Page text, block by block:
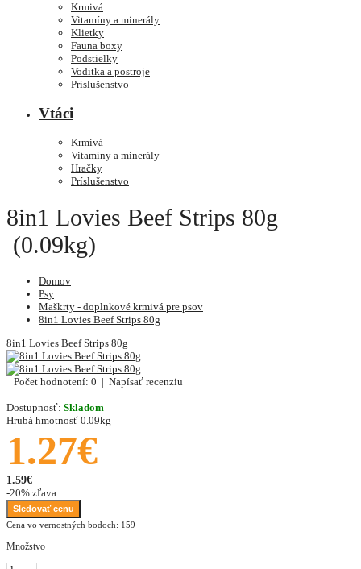
Krmivá
Vitamíny a minerály
Klietky
Fauna boxy
Podstielky
Voditka a postroje
Príslušenstvo
Vtáci
Krmivá
Vitamíny a minerály
Hračky
Príslušenstvo
8in1 Lovies Beef Strips 80g
(0.09kg)
Domov
Psy
Maškrty - doplnkové krmivá pre psov
8in1 Lovies Beef Strips 80g
8in1 Lovies Beef Strips 80g
Počet hodnotení: 0 | Napísať recenziu
Dostupnosť: Skladom
Hrubá hmotnosť 0.09kg
1.27€
1.59€
-20% zľava
Sledovať cenu
Cena vo vernostných bodoch: 159
Množstvo